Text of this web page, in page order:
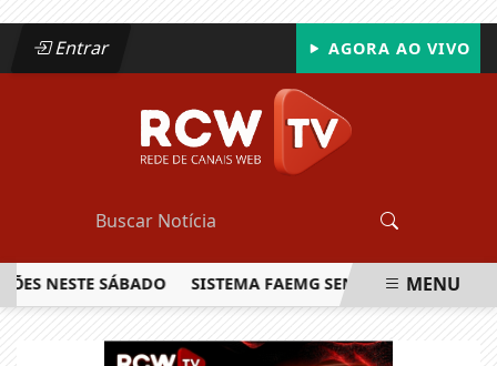
Entrar AGORA AO VIVO
SÁBADO SISTEMA FAEMG SENAR LANÇA OMENU